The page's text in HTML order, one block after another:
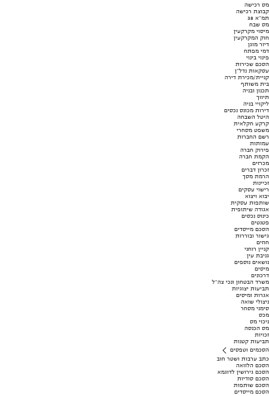
מס רכישה
קבוצת רכישה
תמ"א 38
מס שבח
מיסוי מקרקעין
חוק המקרקעין
דיור מוגן
דמי מפתח
פינוי בינוי
הסכם שכירות
עסקאות נדל"ן
קניית/מכירת דירה
בית משותף
תכנון ובניה
תיווך
ליקויי בניה
דירות מכונס נכסים
היטל השבחה
קרקע חקלאית
משפט מסחרי
רשם החברות
עמותות
פירוק חברה
הקמת חברה
מכרזים
זכרון דברים
הרמת מסך
זכיינות
רישוי עסקים
יבוא ויצוא
שותפות עסקית
אגודה שיתופית
כינוס נכסים
פטנטים
הסכם מייסדים
גישור ובוררות
חוזים
קניין רוחני
גניבת עין
נושאים נוספים
מיסים
דרכונים
משרד הבטחון ונכי צה"ל
תביעות יצוגיות
אגרות ומיסים
ניצולי שואה
סימני מסחר
מכס
ניכוי מס
מס הכנסה
זכויות
תביעות קטנות
הסכמים וטפסים
כתב ערבות ושטר חוב
הסכם הלוואה
הסכם גירושין לדוגמא
הסכם סודיות
הסכם שותפות
הסכם מייסדים